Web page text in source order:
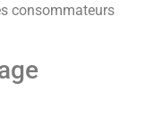
consommateurs